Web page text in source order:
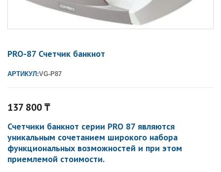
PRO-87 Счетчик банкнот
АРТИКУЛ:VG-P87
137 800₸
Счетчики банкнот серии PRO 87 являются
уникальным сочетанием широкого набора
функциональных возможностей и при этом
приемлемой стоимости.